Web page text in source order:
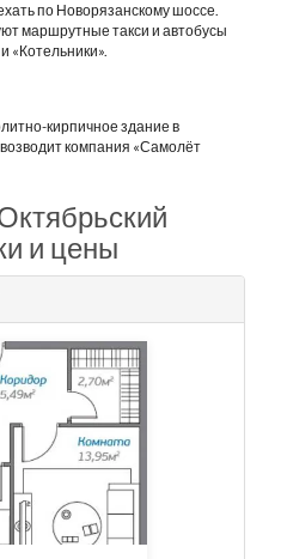
по Новорязанскому шоссе.
маршрутные такси и автобусы
«Котельники».
кирпичное здание в
компания «Самолёт
и цены